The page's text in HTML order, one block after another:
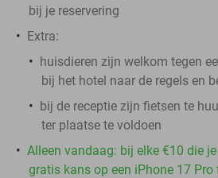
bij je reservering
Extra:
huisdieren zijn welkom tegen
bij het hotel naar de regels en
bij de receptie zijn fietsen te
ter plaatse te voldoen
Alleen vandaag: bij elke €10 die
gratis kans op een iPhone 17 Pro